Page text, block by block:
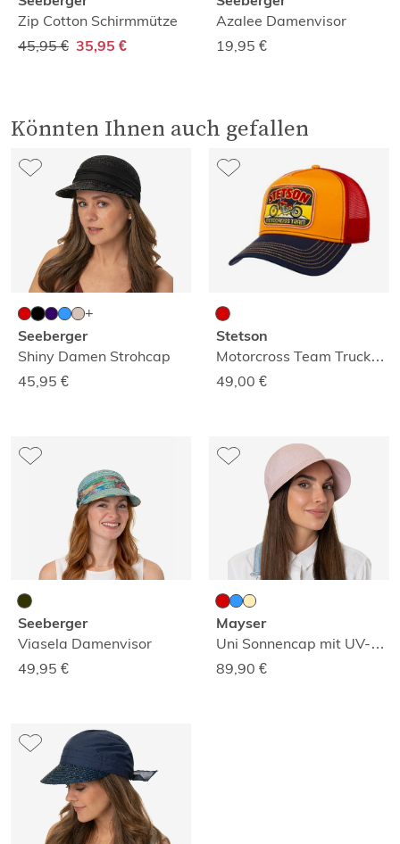
Zip Cotton Schirmmütze
45,95 € 35,95 €
Azalee Damenvisor
19,95 €
Könnten Ihnen auch gefallen
Seeberger
Shiny Damen Strohcap
45,95 €
Stetson
Motorcross Team Truckercap
49,00 €
Seeberger
Viasela Damenvisor
49,95 €
Mayser
Uni Sonnencap mit UV-Schutz
89,90 €